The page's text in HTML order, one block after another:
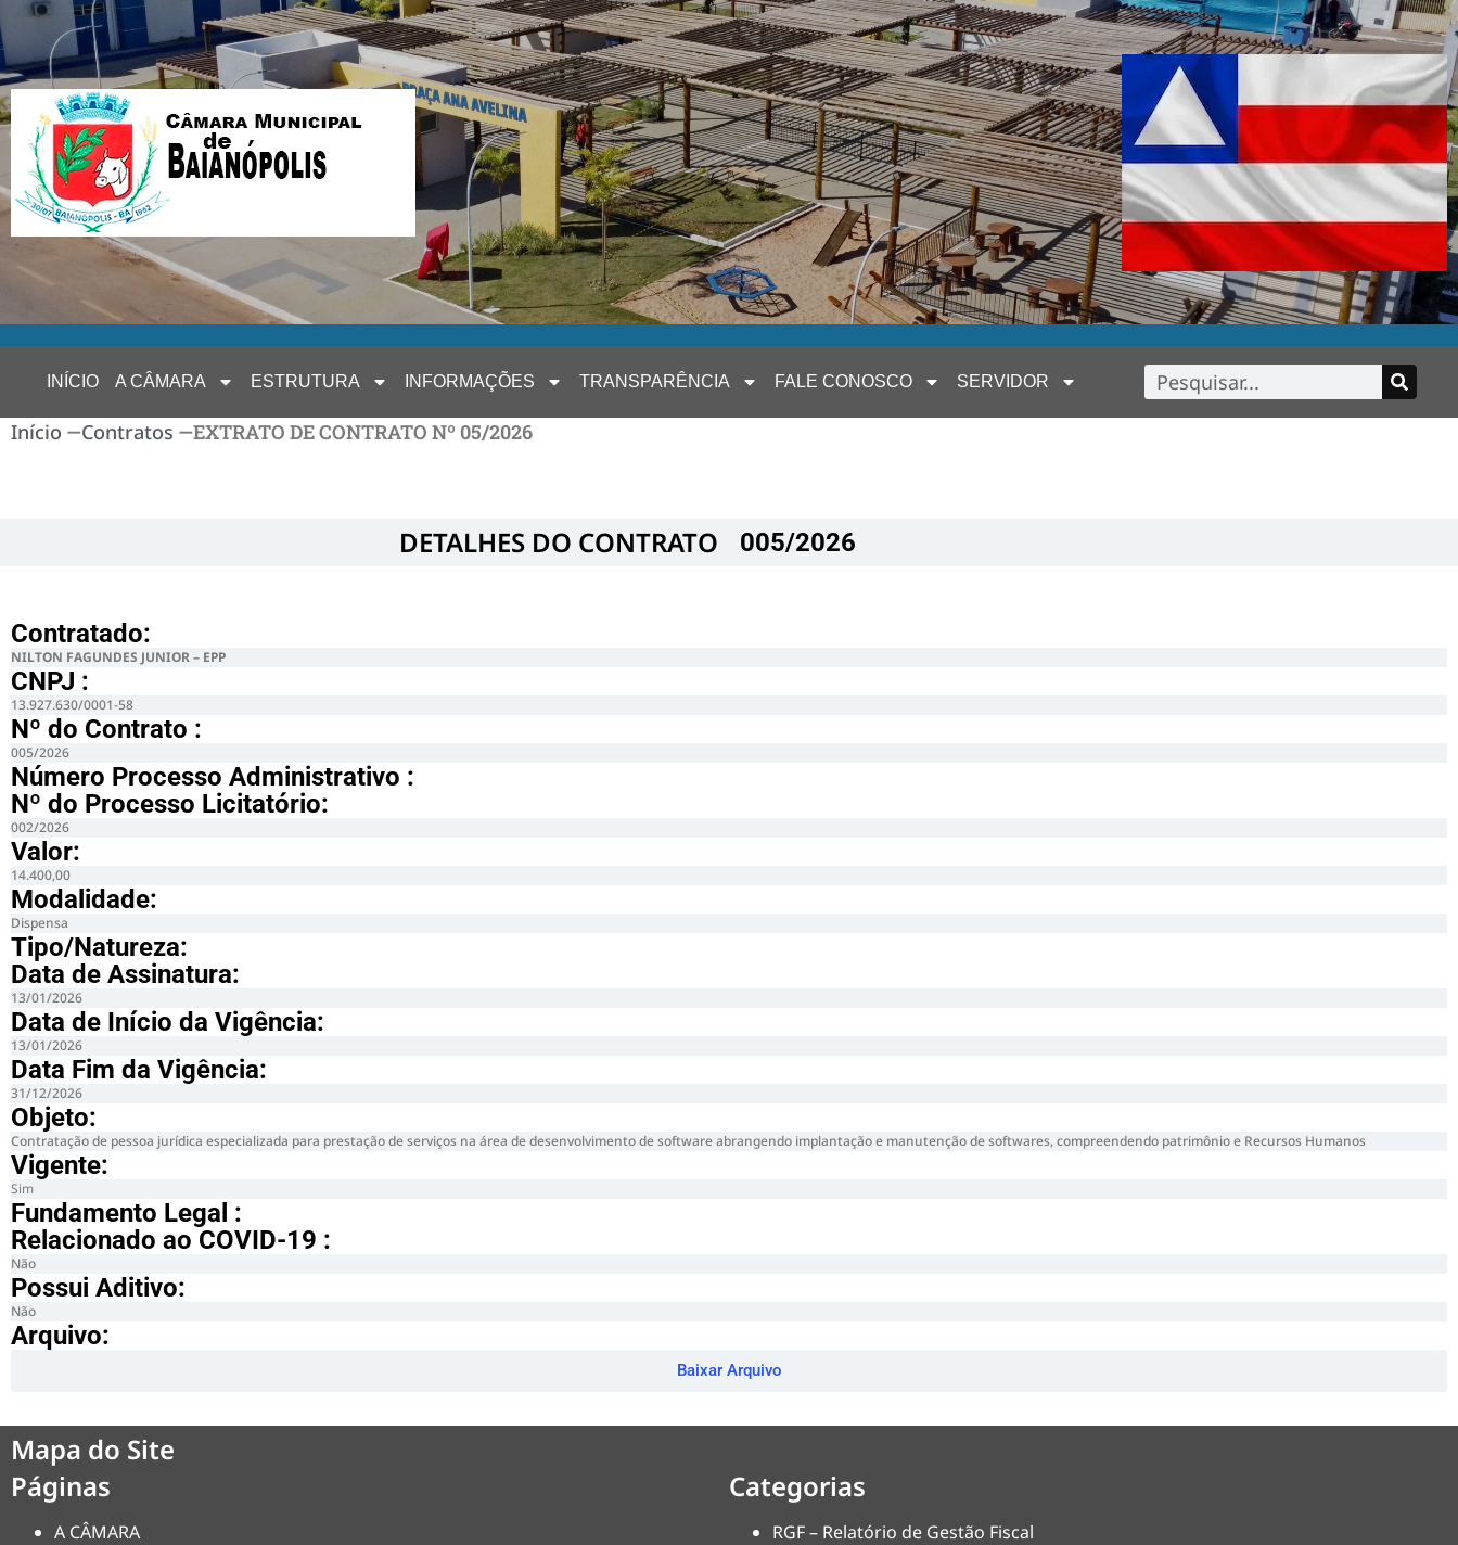
INÍCIO A CÂMARA ESTRUTURA INFORMAÇÕES TRANSPARÊNCIA FALE CONOSCO SERVIDOR
Início —Contratos —EXTRATO DE CONTRATO Nº 05/2026
DETALHES DO CONTRATO​ 005/2026
Contratado:
NILTON FAGUNDES JUNIOR – EPP
CNPJ :
13.927.630/0001-58
Nº do Contrato :
005/2026
Número Processo Administrativo :
Nº do Processo Licitatório:
002/2026
Valor:
14.400,00
Modalidade:
Dispensa
Tipo/Natureza:
Data de Assinatura:
13/01/2026
Data de Início da Vigência:
13/01/2026
Data Fim da Vigência:
31/12/2026
Objeto:
Contratação de pessoa jurídica especializada para prestação de serviços na área de desenvolvimento de software abrangendo implantação e manutenção de softwares, compreendendo patrimônio e Recursos Humanos
Vigente:
Sim
Fundamento Legal :​
Relacionado ao COVID-19 :​
Não
Possui Aditivo:​
Não
Arquivo:
Baixar Arquivo
Mapa do Site
Páginas
A CÂMARA
Categorias
RGF – Relatório de Gestão Fiscal